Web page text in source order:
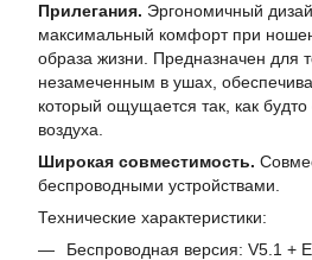
Прилегания. Эргономичный
максимальный комфорт при
образа жизни. Предназначен для
незамеченным в ушах,
который ощущается так, как
воздуха.
Широкая совместимость.
беспроводными устройствами.
Технические характеристики:
Беспроводная версия: V5.1 +